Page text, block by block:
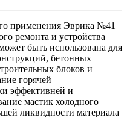
применения Эврика №41
ремонта и устройства
быть использована для
бетонных
блоков и
горячей
эффективней и
мастик холодного
ликвидности материала